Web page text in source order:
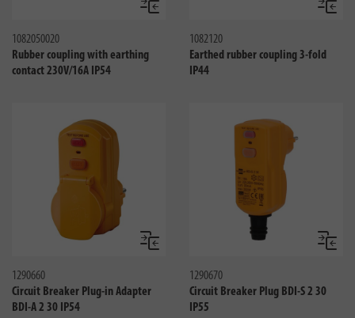
Сравнить
1082050020
Rubber coupling with earthing
contact 230V/16A IP54
1082120
Earthed rubber coupling 3-fold
IP44
Сравнить
1290660
Circuit Breaker Plug-in Adapter
BDI-A 2 30 IP54
1290670
Circuit Breaker Plug BDI-S 2 30
IP55